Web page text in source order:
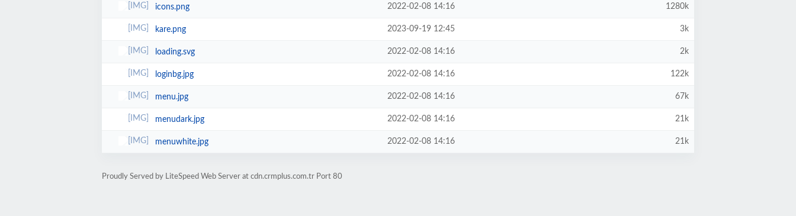
icons.png 2022-02-08 14:16 1280k
kare.png 2023-09-19 12:45 3k
loading.svg 2022-02-08 14:16 2k
loginbg.jpg 2022-02-08 14:16 122k
menu.jpg 2022-02-08 14:16 67k
menudark.jpg 2022-02-08 14:16 21k
menuwhite.jpg 2022-02-08 14:16 21k
Proudly Served by LiteSpeed Web Server at cdn.crmplus.com.tr Port 80